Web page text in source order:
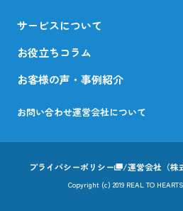
サービスについて
お役立ちコラム
お客様の声・事例紹介
お問い合わせ運営会社について
プライバシーポリシー 運営会社（株
Copyright (c) 2019 REAL TO